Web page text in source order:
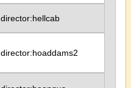
director:hellcab
director:hoaddams2